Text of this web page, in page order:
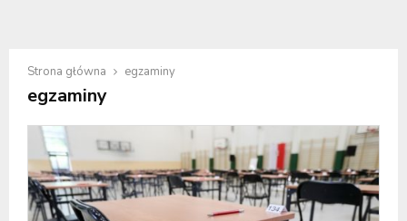
Strona główna egzaminy
egzaminy